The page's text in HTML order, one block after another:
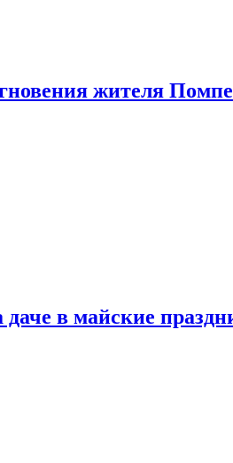
жителя
в майские